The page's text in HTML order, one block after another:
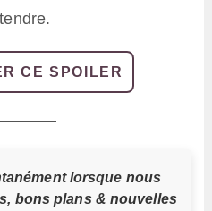
CE SPOILER
lorsque nous
bons plans & nouvelles